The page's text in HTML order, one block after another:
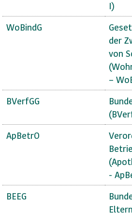
I)
WoBindG
der
von
–
BVerfGG
ApBetrO
-
BEEG